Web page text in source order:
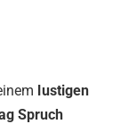
lustigen
Spruch